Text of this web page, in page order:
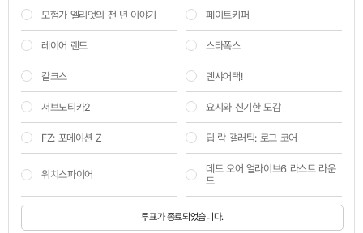
모험가 엘리엇의 천 년 이야기 페이트키퍼
레이어 랜드 스타폭스
칼크스 덴샤어택!
서브노티카2 요시와 신기한 도감
FZ: 포메이션 Z 딥 락 갤러틱: 로그 코어
위치스파이어
데드 오어 얼라이브6 라스트 라운
드
투표가 종료되었습니다.